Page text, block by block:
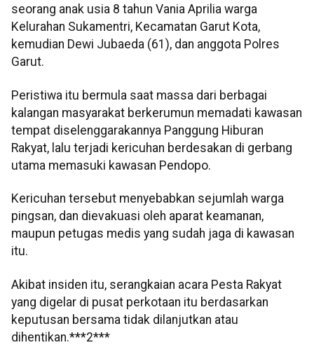
seorang anak usia 8 tahun Vania Aprilia warga
Kelurahan Sukamentri, Kecamatan Garut Kota,
kemudian Dewi Jubaeda (61), dan anggota Polres
Garut.
Peristiwa itu bermula saat massa dari berbagai
kalangan masyarakat berkerumun memadati kawasan
tempat diselenggarakannya Panggung Hiburan
Rakyat, lalu terjadi kericuhan berdesakan di gerbang
utama memasuki kawasan Pendopo.
Kericuhan tersebut menyebabkan sejumlah warga
pingsan, dan dievakuasi oleh aparat keamanan,
maupun petugas medis yang sudah jaga di kawasan
itu.
Akibat insiden itu, serangkaian acara Pesta Rakyat
yang digelar di pusat perkotaan itu berdasarkan
keputusan bersama tidak dilanjutkan atau
dihentikan.***2***